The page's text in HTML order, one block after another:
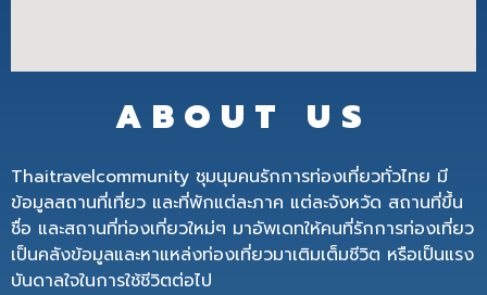
ABOUT US
Thaitravelcommunity ชุมนุมคนรักการท่องเที่ยวทั่วไทย มี
ข้อมูลสถานที่เที่ยว และที่พักแต่ละภาค แต่ละจังหวัด สถานที่ขึ้น
ชื่อ และสถานที่ท่องเที่ยวใหม่ๆ มาอัพเดทให้คนที่รักการท่องเที่ยว
เป็นคลังข้อมูลและหาแหล่งท่องเที่ยวมาเติมเต็มชีวิต หรือเป็นแรง
บันดาลใจในการใช้ชีวิตต่อไป